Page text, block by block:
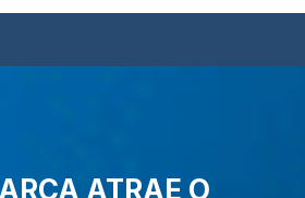
ATRAE O